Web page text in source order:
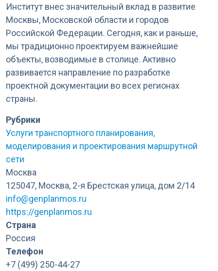
Институт внес значительный вклад в развитие
Москвы, Московской области и городов
Российской Федерации. Сегодня, как и раньше,
мы традиционно проектируем важнейшие
объекты, возводимые в столице. Активно
развивается направление по разработке
проектной документации во всех регионах
страны.
Рубрики
Услуги транспортного планирования,
моделирования и проектирования маршрутной
сети
Москва
125047, Москва, 2-я Брестская улица, дом 2/14
info@genplanmos.ru
https://genplanmos.ru
Страна
Россия
Телефон
+7 (499) 250-44-27